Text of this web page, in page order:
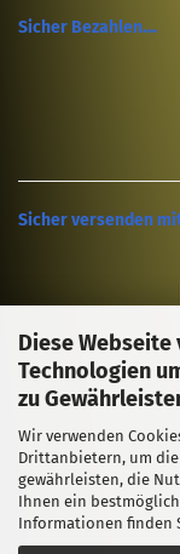
Diese
Technologien
zu
Wir verwenden
Drittanbietern, um
gewährleisten, die
Ihnen ein
Informationen finden
Sicher Bezahlen....
Sicher versenden